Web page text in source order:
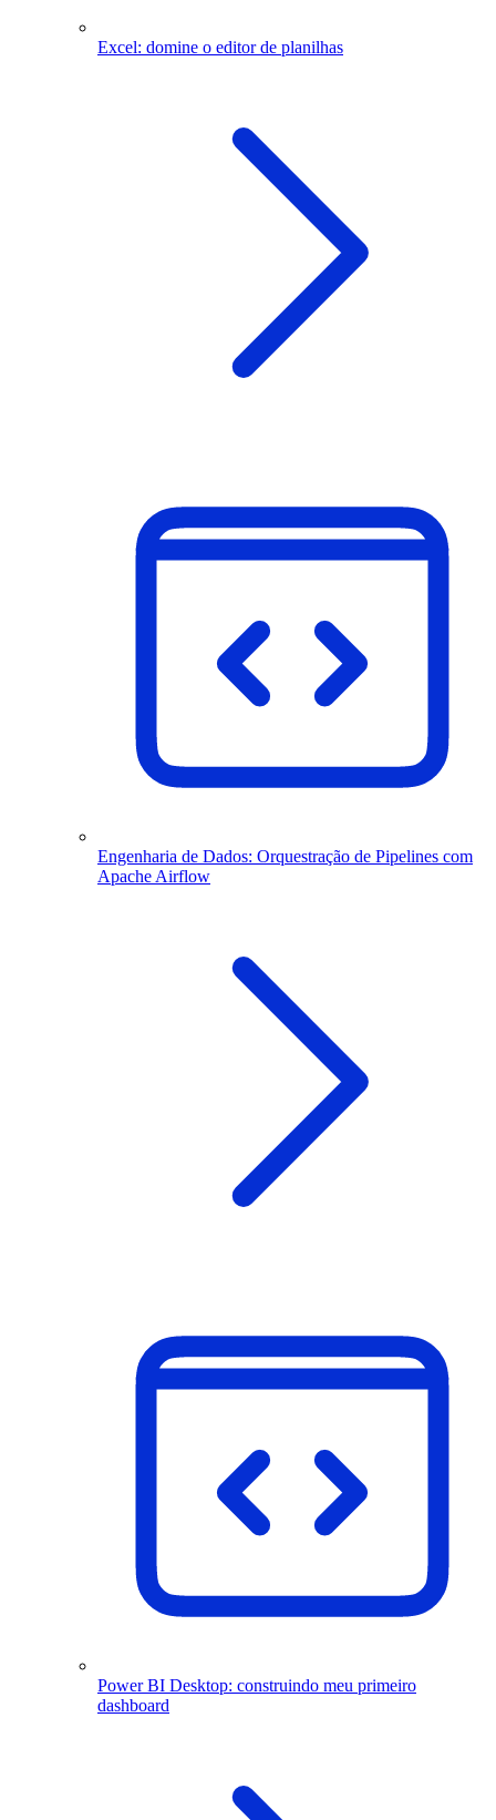
Excel: domine o editor de planilhas
Engenharia de Dados: Orquestração de Pipelines com
Apache Airflow
Power BI Desktop: construindo meu primeiro
dashboard